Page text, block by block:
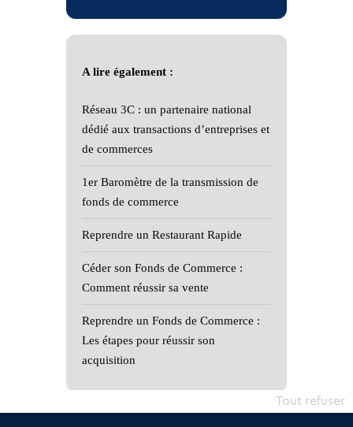
A lire également :
Réseau 3C : un partenaire national
dédié aux transactions d’entreprises et
de commerces
1er Baromètre de la transmission de
fonds de commerce
Reprendre un Restaurant Rapide
Céder son Fonds de Commerce :
Comment réussir sa vente
Reprendre un Fonds de Commerce :
Les étapes pour réussir son
acquisition
Tout refuser